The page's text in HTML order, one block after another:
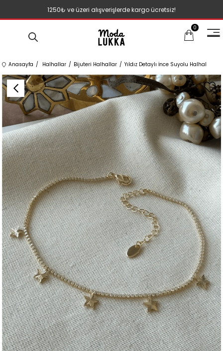
1250₺ ve üzeri alışverişlerde kargo ücretsiz!
0
Anasayfa Halhallar Bijuteri Halhallar Yıldız Detaylı İnce Suyolu Halhal